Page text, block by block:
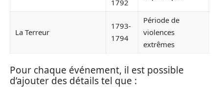
1792
La Terreur
1793-
1794
Période de
violences
extrêmes
Pour chaque événement, il est possible
d’ajouter des détails tel que :